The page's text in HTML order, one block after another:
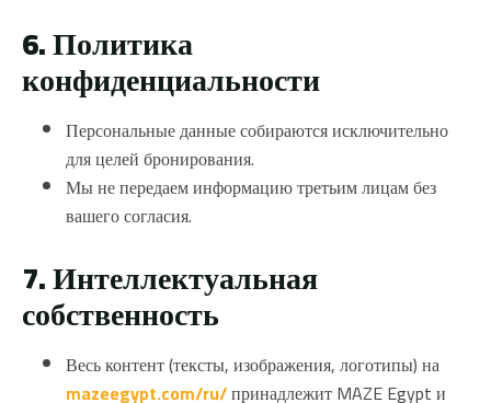
6. Политика
конфиденциальности
Персональные данные собираются исключительно
для целей бронирования.
Мы не передаем информацию третьим лицам без
вашего согласия.
7. Интеллектуальная
собственность
Весь контент (тексты, изображения, логотипы) на
mazeegypt.com/ru/принадлежит MAZE Egypt и